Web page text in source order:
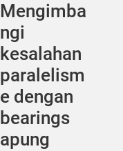
Mengimba
ngi
kesalahan
paralelism
e dengan
bearings
apung